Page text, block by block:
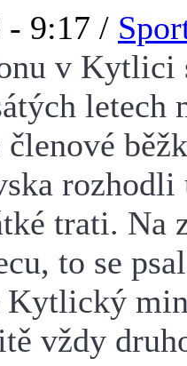
- 9:17 /
v Kytlici
letech
rozhodli
trati. Na
to se
Kytlický
vždy